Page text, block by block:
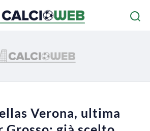
Verona, ultima